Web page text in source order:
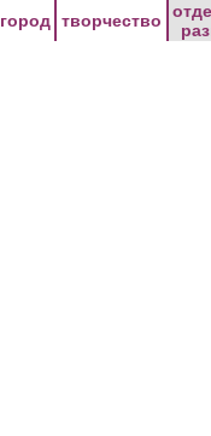
город творчество